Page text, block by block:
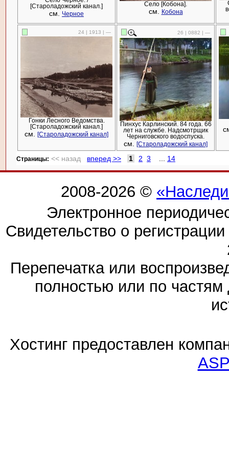
[Староладожский канал.]
см. Черное
Село [Кобона].
см. Кобона
24 | 1913 | —
Гонки Лесного Ведомства.
[Староладожский канал.]
см. [Староладожский канал]
26 | 0882 | —
Пинхус Карлинский. 84 года. 66
лет на службе. Надсмотрщик
Черниговского водоспуска.
см. [Староладожский канал]
Cтраницы: << назад вперед >> 1 2 3 14
2008-2026 ©
Электронное
Свидетельство о
Перепечатка или
полностью или по частям
Хостинг предоставлен